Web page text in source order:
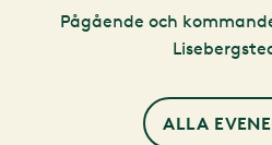
Pågående och
ALLA